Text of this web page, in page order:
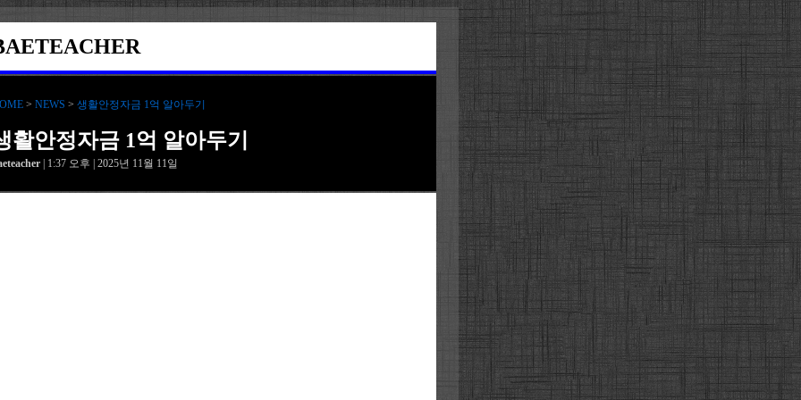
> NEWS > 생활안정자금 1억 알아두기
활안정자금 1억 알아두기
| 1:37 오후 | 2025년 11월 11일